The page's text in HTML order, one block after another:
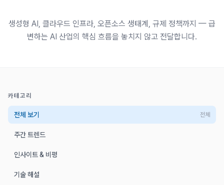
생성형 AI, 클라우드 인프라, 오픈소스 생태계, 규제 정책까지 — 급
변하는 AI 산업의 핵심 흐름을 놓치지 않고 전달합니다.
카테고리
전체 보기 전체
주간 트렌드
인사이트 & 비평
기술 해설